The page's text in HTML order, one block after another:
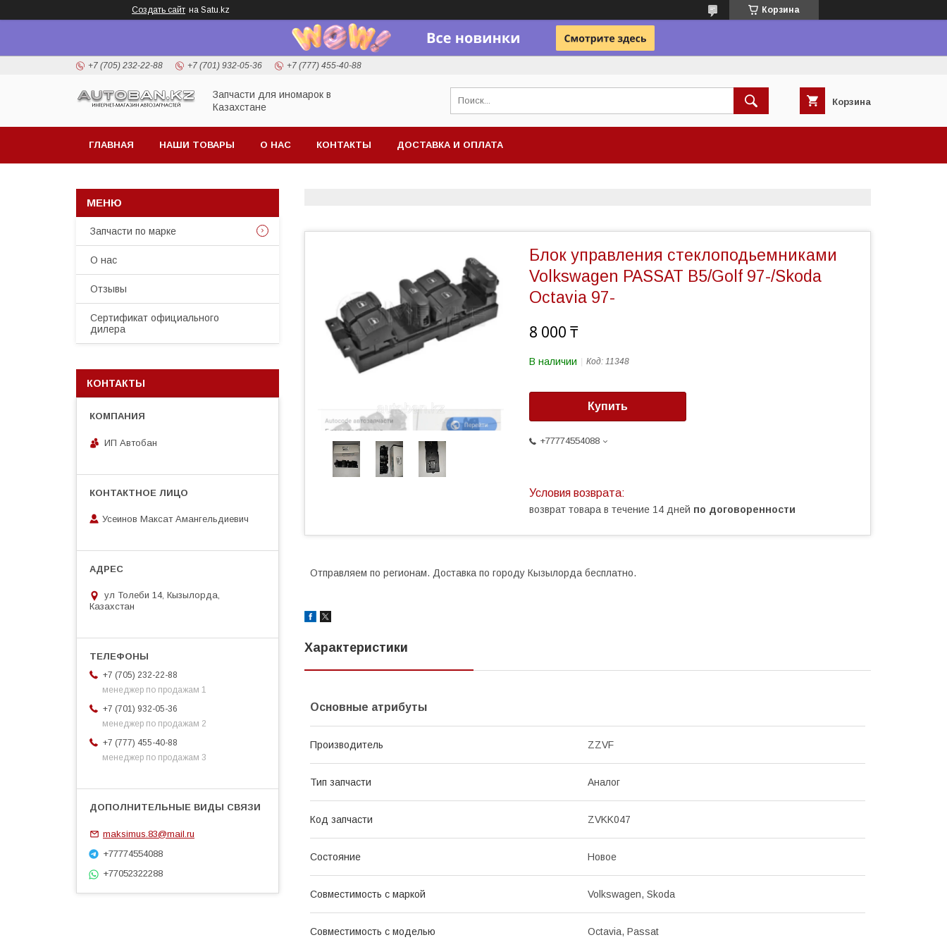
Создать сайт на Satu.kz Корзина
+7 (705) 232-22-88 +7 (701) 932-05-36 +7 (777) 455-40-88
Запчасти для иномарок в
Казахстане
Корзина
ГЛАВНАЯ НАШИ ТОВАРЫ О НАС КОНТАКТЫ ДОСТАВКА И ОПЛАТА
Блок управления стеклоподьемниками
Volkswagen PASSAT В5/Golf 97-/Skoda
Octavia 97-
8 000 ₸
В наличии Код: 11348
Купить
+77774554088
возврат товара в течение 14 дней по договоренности
Отправляем по регионам. Доставка по городу Кызылорда бесплатно.
Характеристики
Основные атрибуты
Производитель ZZVF
Тип запчасти Аналог
Код запчасти ZVKK047
Состояние Новое
Совместимость с маркой Volkswagen, Skoda
Совместимость с моделью Octavia, Passat
Запчасти по марке
О нас
Отзывы
Сертификат официального
дилера
КОНТАКТЫ
ИП Автобан
Усеинов Максат Амангельдиевич
ул Толеби 14, Кызылорда,
Казахстан
+7 (705) 232-22-88
менеджер по продажам 1
+7 (701) 932-05-36
менеджер по продажам 2
+7 (777) 455-40-88
менеджер по продажам 3
maksimus.83@mail.ru
+77774554088
+77052322288